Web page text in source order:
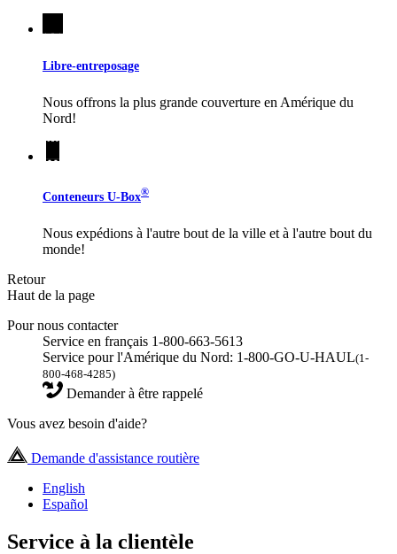
Libre-entreposage
Nous offrons la plus grande couverture en Amérique du
Nord!
Conteneurs U-Box®
Nous expédions à l'autre bout de la ville et à l'autre bout du
monde!
Retour
Haut de la page
Pour nous contacter
Service en français 1-800-663-5613
Service pour l'Amérique du Nord: 1-800-GO-U-HAUL(1-
800-468-4285)
Demander à être rappelé
Vous avez besoin d'aide?
Demande d'assistance routière
English
Español
Service à la clientèle